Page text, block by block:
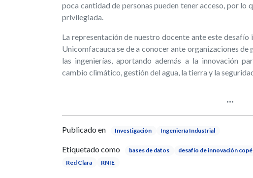
poca cantidad de personas pueden tener acceso, por lo
privilegiada.
La representación de nuestro docente ante este
Unicomfacauca se de a conocer ante organizaciones
las ingenierías, aportando además a la innovación
cambio climático, gestión del agua, la tierra y la
Publicado en Investigación Ingeniería Industrial
Etiquetado como bases de datos desafío de innovación
Red Clara
RNIE